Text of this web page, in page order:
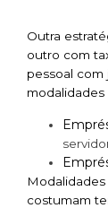
Outra
outro com
pessoal com
modalidades
costumam